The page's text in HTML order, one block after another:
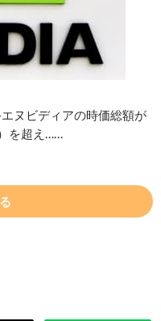
ヌビディアの時価総額が
を超え……